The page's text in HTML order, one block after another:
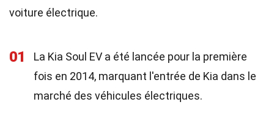
voiture électrique.
01
La Kia Soul EV a été lancée pour la première
fois en 2014, marquant l'entrée de Kia dans le
marché des véhicules électriques.